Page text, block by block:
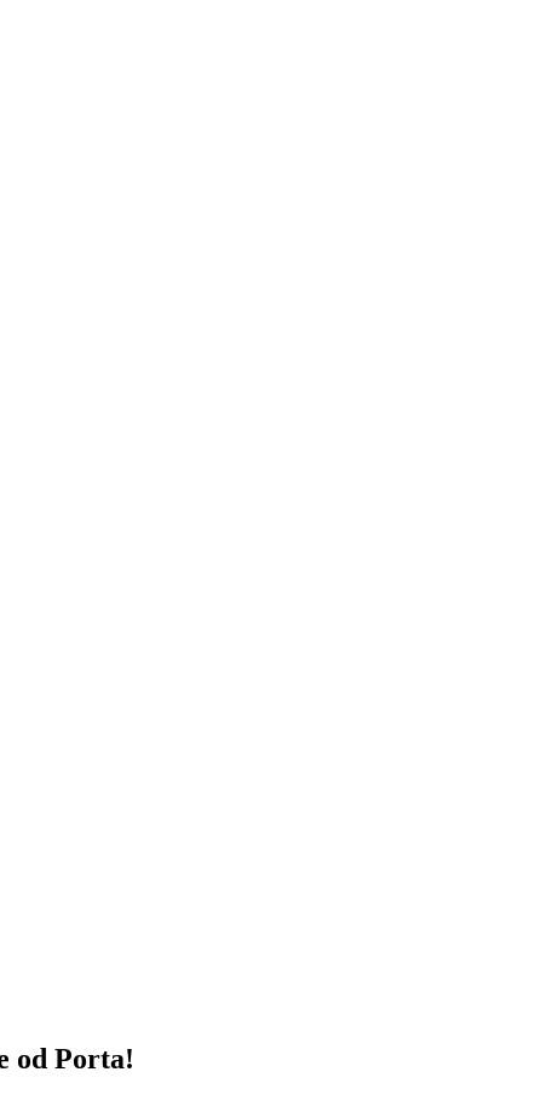
od Porta!